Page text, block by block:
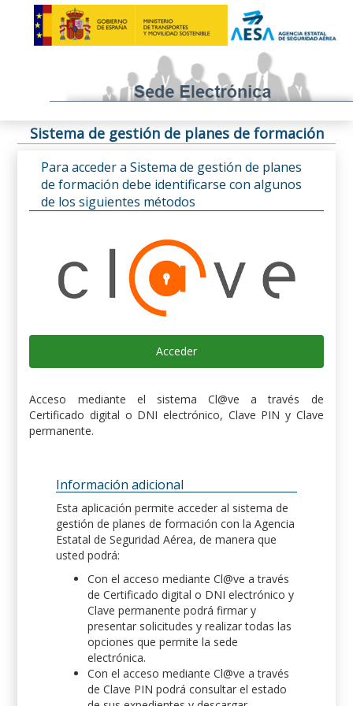
Sistema de gestión de planes de formación
Para acceder a Sistema de gestión de planes
de formación debe identificarse con algunos
de los siguientes métodos
Acceder
Acceso mediante el sistema Cl@ve a través de
Certificado digital o DNI electrónico, Clave PIN y Clave
permanente.
Información adicional
Esta aplicación permite acceder al sistema de
gestión de planes de formación con la Agencia
Estatal de Seguridad Aérea, de manera que
usted podrá:
Con el acceso mediante Cl@ve a través
de Certificado digital o DNI electrónico y
Clave permanente podrá firmar y
presentar solicitudes y realizar todas las
opciones que permite la sede
electrónica.
Con el acceso mediante Cl@ve a través
de Clave PIN podrá consultar el estado